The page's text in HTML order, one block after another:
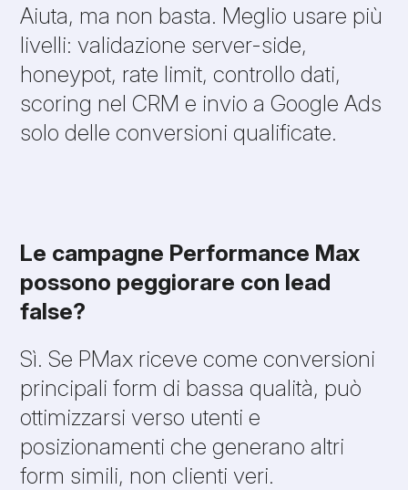
Aiuta, ma non basta. Meglio usare più
livelli: validazione server-side,
honeypot, rate limit, controllo dati,
scoring nel CRM e invio a Google Ads
solo delle conversioni qualificate.
Le campagne Performance Max
possono peggiorare con lead
false?
Sì. Se PMax riceve come conversioni
principali form di bassa qualità, può
ottimizzarsi verso utenti e
posizionamenti che generano altri
form simili, non clienti veri.